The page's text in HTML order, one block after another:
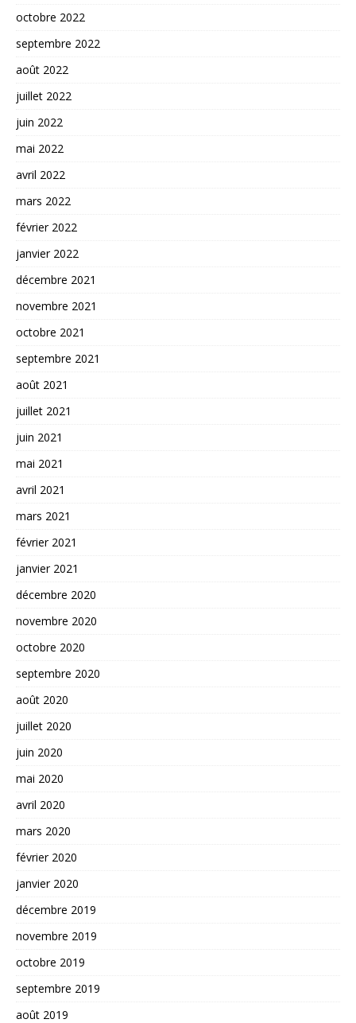
octobre 2022
septembre 2022
août 2022
juillet 2022
juin 2022
mai 2022
avril 2022
mars 2022
février 2022
janvier 2022
décembre 2021
novembre 2021
octobre 2021
septembre 2021
août 2021
juillet 2021
juin 2021
mai 2021
avril 2021
mars 2021
février 2021
janvier 2021
décembre 2020
novembre 2020
octobre 2020
septembre 2020
août 2020
juillet 2020
juin 2020
mai 2020
avril 2020
mars 2020
février 2020
janvier 2020
décembre 2019
novembre 2019
octobre 2019
septembre 2019
août 2019